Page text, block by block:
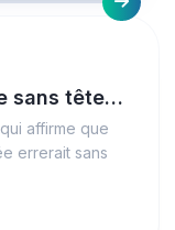
sans tête…
affirme que
errerait sans